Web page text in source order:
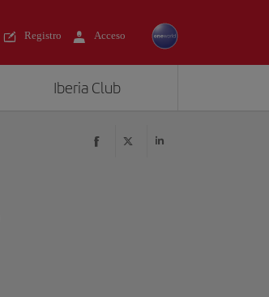
Registro Acceso
Iberia Club